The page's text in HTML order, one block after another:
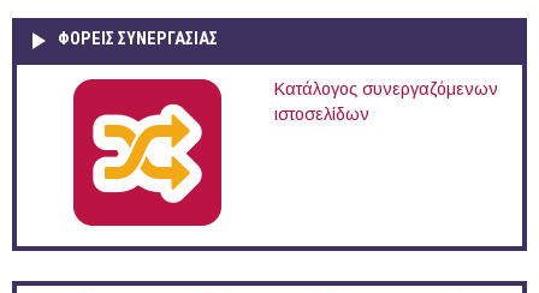
ΦΟΡΕΙΣ ΣΥΝΕΡΓΑΣΙΑΣ
Κατάλογος συνεργαζόμενων
ιστοσελίδων